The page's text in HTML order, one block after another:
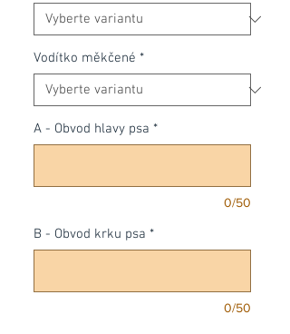
Vodítko měkčené *
A - Obvod hlavy psa *
0/50
B - Obvod krku psa *
0/50